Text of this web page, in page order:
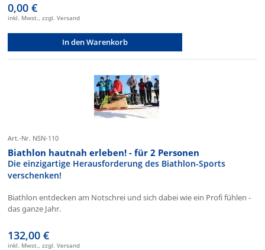
0,00 €
inkl. Mwst., zzgl. Versand
In den Warenkorb
Art.-Nr. NSN-110
Biathlon hautnah erleben! - für 2 Personen
Die einzigartige Herausforderung des Biathlon-Sports
verschenken!
Biathlon entdecken am Notschrei und sich dabei wie ein Profi fühlen -
das ganze Jahr.
132,00 €
inkl. Mwst., zzgl. Versand